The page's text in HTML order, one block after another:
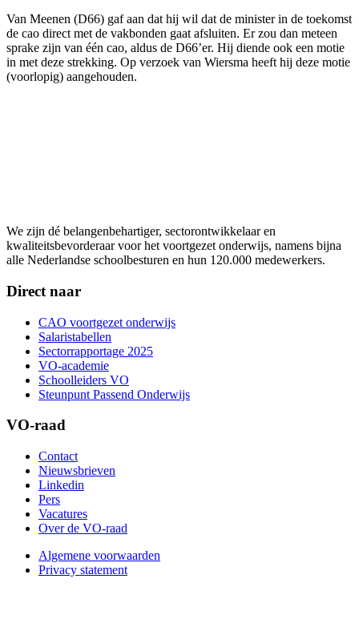
Van Meenen (D66) gaf aan dat hij wil dat de minister in de toekomst
de cao direct met de vakbonden gaat afsluiten. Er zou dan meteen
sprake zijn van één cao, aldus de D66’er. Hij diende ook een motie
in met deze strekking. Op verzoek van Wiersma heeft hij deze motie
(voorlopig) aangehouden.
We zijn dé belangenbehartiger, sectorontwikkelaar en
kwaliteitsbevorderaar voor het voortgezet onderwijs, namens bijna
alle Nederlandse schoolbesturen en hun 120.000 medewerkers.
Direct naar
CAO voortgezet onderwijs
Salaristabellen
Sectorrapportage 2025
VO-academie
Schoolleiders VO
Steunpunt Passend Onderwijs
VO-raad
Contact
Nieuwsbrieven
Linkedin
Pers
Vacatures
Over de VO-raad
Algemene voorwaarden
Privacy statement